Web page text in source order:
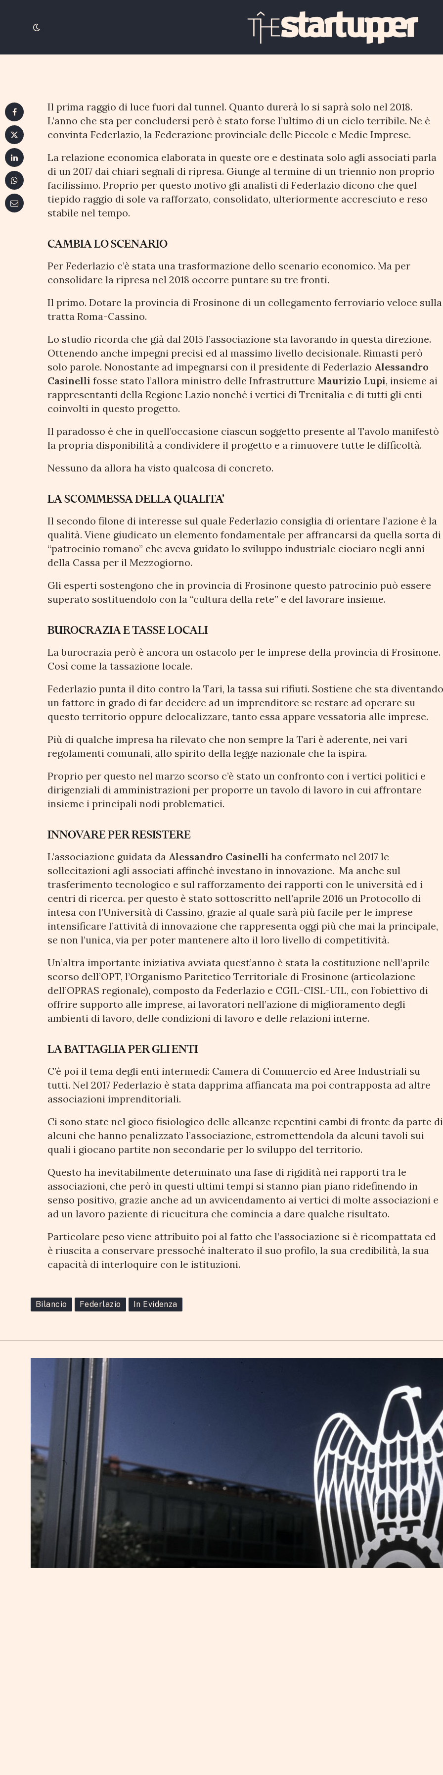
Federlazio: nel 2017 il primo vero raggio di
Il prima raggio di luce fuori dal tunnel. Quanto durerà lo si saprà solo nel 2018.
L’anno che sta per concludersi però è stato forse l’ultimo di un ciclo terribile. Ne è
convinta Federlazio, la Federazione provinciale delle Piccole e Medie Imprese.
La relazione economica elaborata in queste ore e destinata solo agli associati parla
di un 2017 dai chiari segnali di ripresa. Giunge al termine di un triennio non proprio
facilissimo. Proprio per questo motivo gli analisti di Federlazio dicono che quel
tiepido raggio di sole va rafforzato, consolidato, ulteriormente accresciuto e reso
stabile nel tempo.
CAMBIA LO SCENARIO
Per Federlazio c’è stata una trasformazione dello scenario economico. Ma per
consolidare la ripresa nel 2018 occorre puntare su tre fronti.
Il primo. Dotare la provincia di Frosinone di un collegamento ferroviario veloce sulla
tratta Roma-Cassino.
Lo studio ricorda che già dal 2015 l’associazione sta lavorando in questa direzione.
Ottenendo anche impegni precisi ed al massimo livello decisionale. Rimasti però
solo parole. Nonostante ad impegnarsi con il presidente di Federlazio Alessandro
Casinelli fosse stato l’allora ministro delle Infrastrutture Maurizio Lupi, insieme ai
rappresentanti della Regione Lazio nonché i vertici di Trenitalia e di tutti gli enti
coinvolti in questo progetto.
Il paradosso è che in quell’occasione ciascun soggetto presente al Tavolo manifestò
la propria disponibilità a condividere il progetto e a rimuovere tutte le difficoltà.
Nessuno da allora ha visto qualcosa di concreto.
LA SCOMMESSA DELLA QUALITA’
Il secondo filone di interesse sul quale Federlazio consiglia di orientare l’azione è la
qualità. Viene giudicato un elemento fondamentale per affrancarsi da quella sorta di
“patrocinio romano” che aveva guidato lo sviluppo industriale ciociaro negli anni
della Cassa per il Mezzogiorno.
Gli esperti sostengono che in provincia di Frosinone questo patrocinio può essere
superato sostituendolo con la “cultura della rete” e del lavorare insieme.
BUROCRAZIA E TASSE LOCALI
La burocrazia però è ancora un ostacolo per le imprese della provincia di Frosinone.
Così come la tassazione locale.
Federlazio punta il dito contro la Tari, la tassa sui rifiuti. Sostiene che sta
un fattore in grado di far decidere ad un imprenditore se restare ad operare su
questo territorio oppure delocalizzare, tanto essa appare vessatoria alle imprese.
Più di qualche impresa ha rilevato che non sempre la Tari è aderente, nei vari
regolamenti comunali, allo spirito della legge nazionale che la ispira.
Proprio per questo nel marzo scorso c’è stato un confronto con i vertici politici e
dirigenziali di amministrazioni per proporre un tavolo di lavoro in cui affrontare
insieme i principali nodi problematici.
INNOVARE PER RESISTERE
L’associazione guidata da Alessandro Casinelli ha confermato nel 2017 le
sollecitazioni agli associati affinché investano in innovazione. Ma anche sul
trasferimento tecnologico e sul rafforzamento dei rapporti con le università ed i
centri di ricerca. per questo è stato sottoscritto nell’aprile 2016 un Protocollo di
intesa con l’Università di Cassino, grazie al quale sarà più facile per le imprese
intensificare l’attività di innovazione che rappresenta oggi più che mai la principale,
se non l’unica, via per poter mantenere alto il loro livello di competitività.
Un’altra importante iniziativa avviata quest’anno è stata la costituzione nell’aprile
scorso dell’OPT, l’Organismo Paritetico Territoriale di Frosinone (articolazione
dell’OPRAS regionale), composto da Federlazio e CGIL-CISL-UIL, con l’obiettivo di
offrire supporto alle imprese, ai lavoratori nell’azione di miglioramento degli
ambienti di lavoro, delle condizioni di lavoro e delle relazioni interne.
LA BATTAGLIA PER GLI ENTI
C’è poi il tema degli enti intermedi: Camera di Commercio ed Aree Industriali su
tutti. Nel 2017 Federlazio è stata dapprima affiancata ma poi contrapposta ad altre
associazioni imprenditoriali.
Ci sono state nel gioco fisiologico delle alleanze repentini cambi di fronte da parte di
alcuni che hanno penalizzato l’associazione, estromettendola da alcuni tavoli sui
quali i giocano partite non secondarie per lo sviluppo del territorio.
Questo ha inevitabilmente determinato una fase di rigidità nei rapporti tra le
associazioni, che però in questi ultimi tempi si stanno pian piano ridefinendo in
senso positivo, grazie anche ad un avvicendamento ai vertici di molte associazioni e
ad un lavoro paziente di ricucitura che comincia a dare qualche risultato.
Particolare peso viene attribuito poi al fatto che l’associazione si è ricompattata ed
è riuscita a conservare pressoché inalterato il suo profilo, la sua credibilità, la sua
capacità di interloquire con le istituzioni.
Bilancio Federlazio In Evidenza